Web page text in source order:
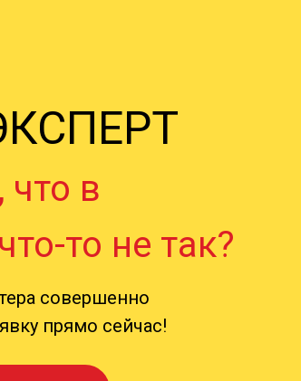
в
то не так?
совершенно
прямо сейчас!